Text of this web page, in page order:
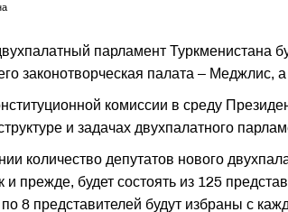
парламент Туркменистана
законотворческая палата – Меджлис,
комиссии в среду
и задачах двухпалатного
количество депутатов нового
и прежде, будет состоять из 125
по 8 представителей будут избраны с